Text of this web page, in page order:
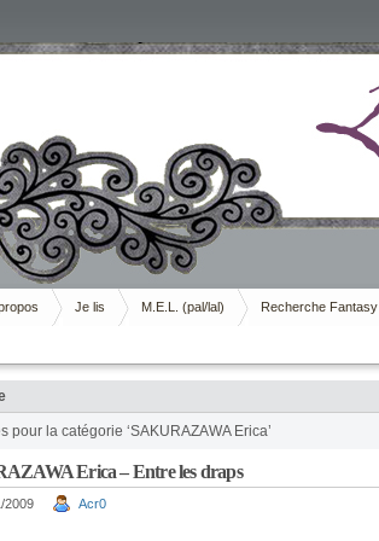
Je lis M.E.L. (pal/lal) Recherche Fantasy
pour la catégorie ‘SAKURAZAWA Erica’
Erica – Entre les draps
2009 Acr0